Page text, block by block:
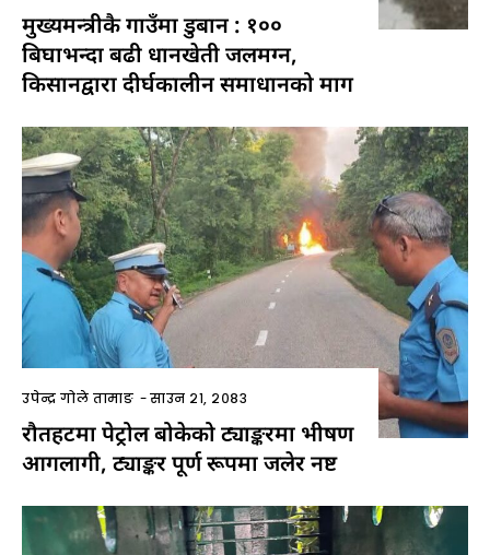
मुख्यमन्त्रीकै गाउँमा डुबान : १००
बिघाभन्दा बढी धानखेती जलमग्न,
किसानद्वारा दीर्घकालीन समाधानको माग
उपेन्द्र गोले तामाङ -साउन २१, २०८३
रौतहटमा पेट्रोल बोकेको ट्याङ्करमा भीषण
आगलागी, ट्याङ्कर पूर्ण रूपमा जलेर नष्ट